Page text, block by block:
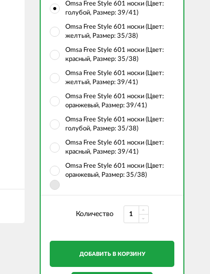
Omsa Free Style 601 носки (Цвет:
голубой, Размер: 39/41)
Omsa Free Style 601 носки (Цвет:
желтый, Размер: 35/38)
Omsa Free Style 601 носки (Цвет:
красный, Размер: 35/38)
Omsa Free Style 601 носки (Цвет:
желтый, Размер: 39/41)
Omsa Free Style 601 носки (Цвет:
оранжевый, Размер: 39/41)
Omsa Free Style 601 носки (Цвет:
голубой, Размер: 35/38)
Omsa Free Style 601 носки (Цвет:
красный, Размер: 39/41)
Omsa Free Style 601 носки (Цвет:
оранжевый, Размер: 35/38)
Количество
ДОБАВИТЬ В КОРЗИНУ